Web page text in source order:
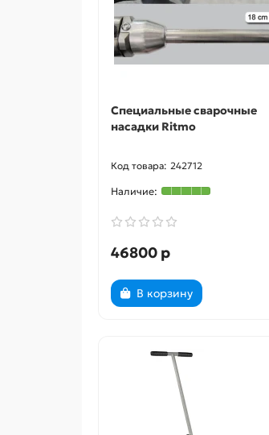
Специальные сварочные
насадки Ritmo
242712
46800 р
В корзину